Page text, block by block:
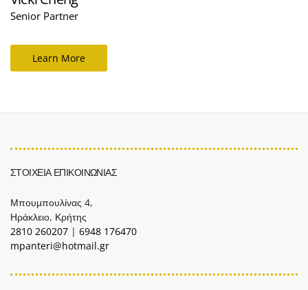
Senior Partner
Learn More
ΣΤΟΙΧΕΙΑ ΕΠΙΚΟΙΝΩΝΙΑΣ
Μπουμπουλίνας 4,
Ηράκλειο, Κρήτης
2810 260207 | 6948 176470
mpanteri@hotmail.gr